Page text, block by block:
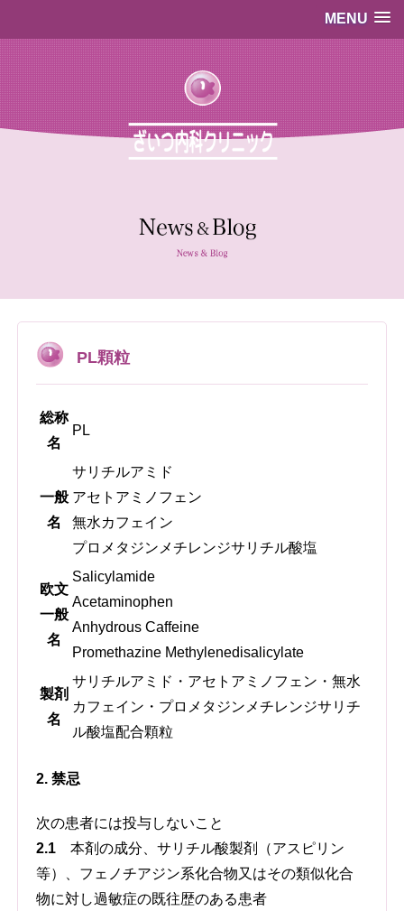
MENU
PL顆粒
総称
名
PL
一般
名
サリチルアミド
アセトアミノフェン
無水カフェイン
プロメタジンメチレンジサリチル酸塩
欧文
一般
名
Salicylamide
Acetaminophen
Anhydrous Caffeine
Promethazine Methylenedisalicylate
製剤
名
サリチルアミド・アセトアミノフェン・無水
カフェイン・プロメタジンメチレンジサリチ
ル酸塩配合顆粒
2. 禁忌
次の患者には投与しないこと
2.1 本剤の成分、サリチル酸製剤（アスピリン
等）、フェノチアジン系化合物又はその類似化合
物に対し過敏症の既往歴のある患者